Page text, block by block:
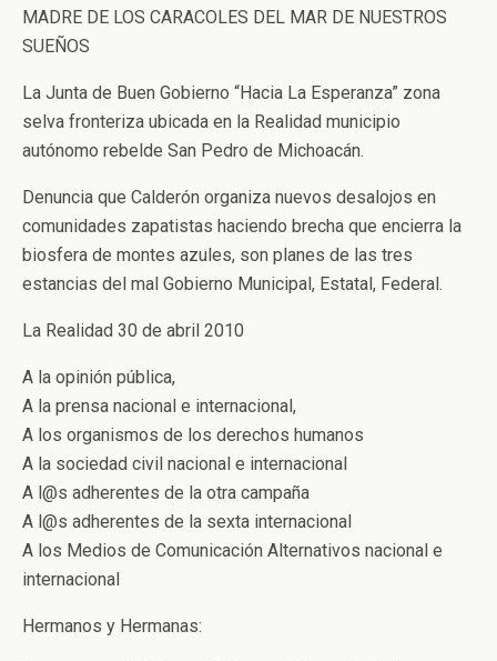
MADRE DE LOS CARACOLES DEL MAR DE NUESTROS
SUEÑOS
La Junta de Buen Gobierno “Hacia La Esperanza” zona
selva fronteriza ubicada en la Realidad municipio
autónomo rebelde San Pedro de Michoacán.
Denuncia que Calderón organiza nuevos desalojos en
comunidades zapatistas haciendo brecha que encierra la
biosfera de montes azules, son planes de las tres
estancias del mal Gobierno Municipal, Estatal, Federal.
La Realidad 30 de abril 2010
A la opinión pública,
A la prensa nacional e internacional,
A los organismos de los derechos humanos
A la sociedad civil nacional e internacional
A l@s adherentes de la otra campaña
A l@s adherentes de la sexta internacional
A los Medios de Comunicación Alternativos nacional e
internacional
Hermanos y Hermanas: